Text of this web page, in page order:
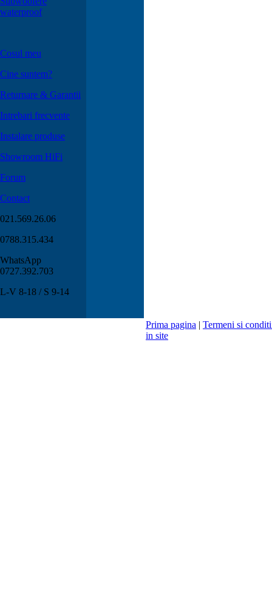
waterproof
Cosul meu
Cine suntem?
Returnare & Garantii
Intrebari frecvente
Instalare produse
Showroom HiFi
Forum
Contact
021.569.26.06
0788.315.434
WhatsApp
0727.392.703
L-V 8-18 / S 9-14
Prima pagina | Termeni si
in site